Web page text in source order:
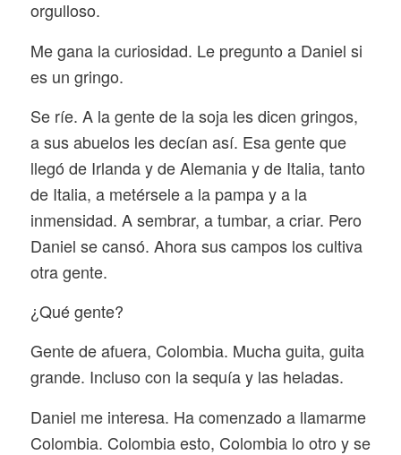
orgulloso.
Me gana la curiosidad. Le pregunto a Daniel si
es un gringo.
Se ríe. A la gente de la soja les dicen gringos,
a sus abuelos les decían así. Esa gente que
llegó de Irlanda y de Alemania y de Italia, tanto
de Italia, a metérsele a la pampa y a la
inmensidad. A sembrar, a tumbar, a criar. Pero
Daniel se cansó. Ahora sus campos los cultiva
otra gente.
¿Qué gente?
Gente de afuera, Colombia. Mucha guita, guita
grande. Incluso con la sequía y las heladas.
Daniel me interesa. Ha comenzado a llamarme
Colombia. Colombia esto, Colombia lo otro y se